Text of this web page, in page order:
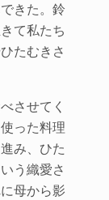
きた。鈴
て私たち
たむきさ
させてく
った料理
み、ひた
う織愛さ
母から影